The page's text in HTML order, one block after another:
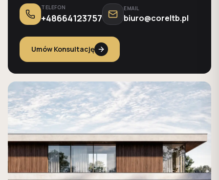
TELEFON
+48664123757
EMAIL
biuro@coreltb.pl
Umów Konsultację